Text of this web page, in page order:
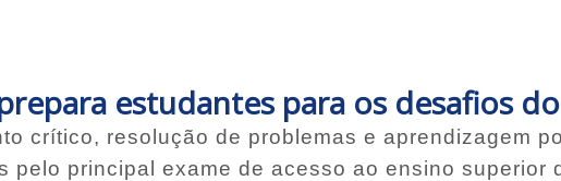
estudantes para os desafios
crítico, resolução de problemas e aprendizagem
pelo principal exame de acesso ao ensino superior